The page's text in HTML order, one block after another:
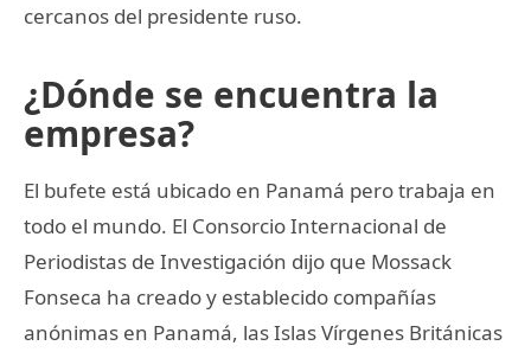
cercanos del presidente ruso.
¿Dónde se encuentra la
empresa?
El bufete está ubicado en Panamá pero trabaja en
todo el mundo. El Consorcio Internacional de
Periodistas de Investigación dijo que Mossack
Fonseca ha creado y establecido compañías
anónimas en Panamá, las Islas Vírgenes Británicas